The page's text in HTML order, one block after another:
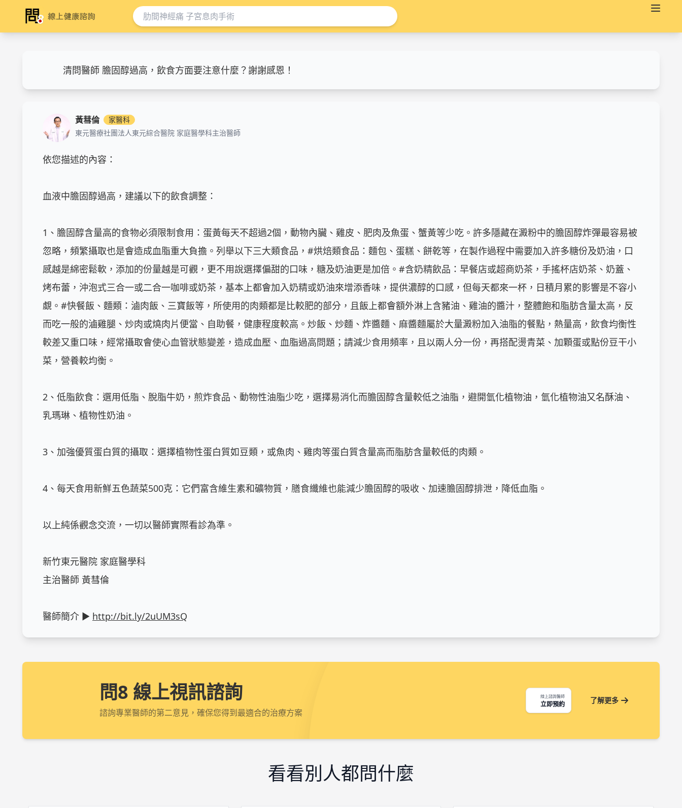
清問醫師 膽固醇過高，飲食方面要注意什麼？謝謝感恩！
黃彗倫
家醫科
東元醫療社團法人東元綜合醫院 家庭醫學科主治醫師
依您描述的內容：
血液中膽固醇過高，建議以下的飲食調整：
1、膽固醇含量高的食物必須限制食用：蛋黃每天不超過2個，動物內臟、雞皮、肥肉及魚蛋、蟹黃等少吃。許多隱藏在澱粉中的膽固醇炸彈最容易被
忽略，頻繁攝取也是會造成血脂重大負擔。列舉以下三大類食品，#烘焙類食品：麵包、蛋糕、餅乾等，在製作過程中需要加入許多糖份及奶油，口
感越是綿密鬆軟，添加的份量越是可觀，更不用說選擇偏甜的口味，糖及奶油更是加倍。#含奶精飲品：早餐店或超商奶茶，手搖杯店奶茶、奶蓋、
烤布蕾，沖泡式三合一或二合一咖啡或奶茶，基本上都會加入奶精或奶油來增添香味，提供濃醇的口感，但每天都來一杯，日積月累的影響是不容小
覷。#快餐飯、麵類：滷肉飯、三寶飯等，所使用的肉類都是比較肥的部分，且飯上都會額外淋上含豬油、雞油的醬汁，整體飽和脂肪含量太高，反
而吃一般的滷雞腿、炒肉或燒肉片便當、自助餐，健康程度較高。炒飯、炒麵、炸醬麵、麻醬麵屬於大量澱粉加入油脂的餐點，熱量高，飲食均衡性
較差又重口味，經常攝取會使心血管狀態變差，造成血壓、血脂過高問題；請減少食用頻率，且以兩人分一份，再搭配燙青菜、加顆蛋或點份豆干小
菜，營養較均衡。
2、低脂飲食：選用低脂、脫脂牛奶，煎炸食品、動物性油脂少吃，選擇易消化而膽固醇含量較低之油脂，避開氫化植物油，氫化植物油又名酥油、
乳瑪琳、植物性奶油。
3、加強優質蛋白質的攝取：選擇植物性蛋白質如豆類，或魚肉、雞肉等蛋白質含量高而脂肪含量較低的肉類。
4、每天食用新鮮五色蔬菜500克：它們富含維生素和礦物質，膳食纖維也能減少膽固醇的吸收、加速膽固醇排泄，降低血脂。
以上純係觀念交流，一切以醫師實際看診為準。
新竹東元醫院 家庭醫學科
主治醫師 黃彗倫
醫師簡介 ► http://bit.ly/2uUM3sQ
問8 線上視訊諮詢
諮詢專業醫師的第二意見，確保您得到最適合的治療方案
線上諮詢醫師
立即預約 了解更多
看看別人都問什麼